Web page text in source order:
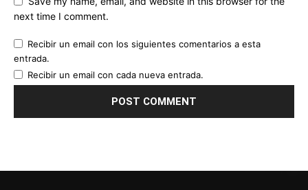
next time I comment.
Recibir un email con los siguientes comentarios a esta
entrada.
Recibir un email con cada nueva entrada.